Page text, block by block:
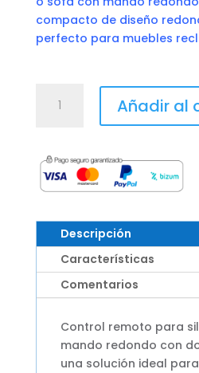
compacto de diseño
perfecto para muebles
SB102/1
CABLE
DOS
PARA
SILLON,
SOFA
cantidad
Añadir al
Descripción
Características
Comentarios
Control remoto para
mando redondo con
una solución ideal